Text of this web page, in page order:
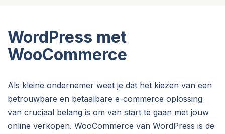
WordPress met
WooCommerce
Als kleine ondernemer weet je dat het kiezen van een
betrouwbare en betaalbare e-commerce oplossing
van cruciaal belang is om van start te gaan met jouw
online verkopen. WooCommerce van WordPress is de